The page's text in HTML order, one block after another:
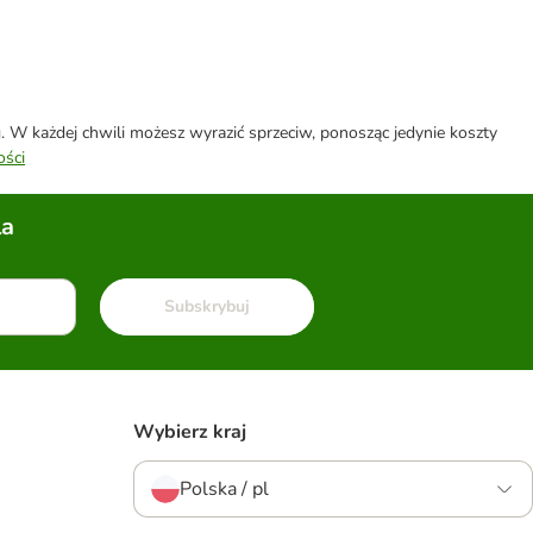
każdej chwili możesz wyrazić sprzeciw, ponosząc jedynie koszty
Subskrybuj
Wybierz kraj
Polska / pl